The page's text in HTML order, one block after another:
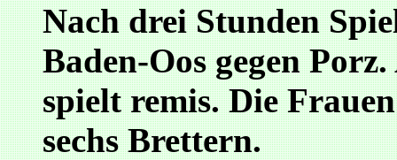
Nach drei Stunden
Baden-Oos gegen
spielt remis. Die
sechs Brettern.